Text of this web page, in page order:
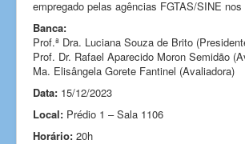
empregado pelas agências FGTAS/SINE nos
Banca:
Prof.ª Dra. Luciana Souza de Brito
Prof. Dr. Rafael Aparecido Moron Semidão
Ma. Elisângela Gorete Fantinel (Avaliadora)
Data: 15/12/2023
Local: Prédio 1 – Sala 1106
Horário: 20h